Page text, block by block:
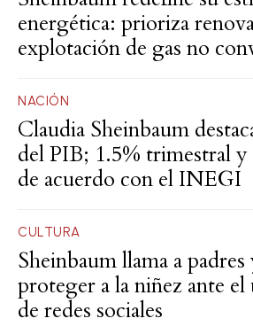
energética: prioriza
explotación de gas no
NACIÓN
Claudia Sheinbaum
del PIB; 1.5% trimestral y
de acuerdo con el INEGI
CULTURA
Sheinbaum llama a
proteger a la niñez ante el
de redes sociales